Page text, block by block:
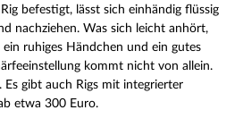
befestigt, lässt sich einhändig flüssig
nachziehen. Was sich leicht anhört,
ruhiges Händchen und ein gutes
kommt nicht von allein.
Es gibt auch Rigs mit integrierter
etwa 300 Euro.